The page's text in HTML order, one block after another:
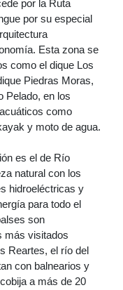
por la Ruta
por su especial
Esta zona se
como el dique Los
Piedras Moras,
Pelado, en los
como
y moto de agua.
es el de Río
natural con los
hidroeléctricas y
para todo el
son
más visitados
Reartes, el río del
con balnearios y
a más de 20